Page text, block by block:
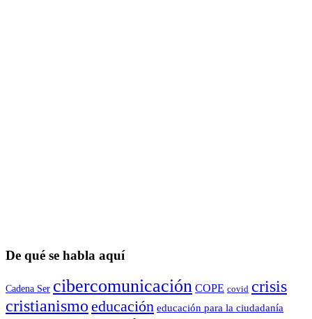
De qué se habla aquí
Cadena Ser cibercomunicación COPE covid crisis
cristianismo educación educación para la ciudadaní­a